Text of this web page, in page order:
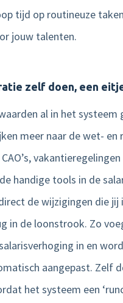
tijd op routineuze
jouw talenten.
zelf doen, een
al in het systeem
meer naar de wet- en
vakantieregelingen
handige tools in de
de wijzigingen die jij
in de loonstrook. Zo
in en
aangepast. Zelf
het systeem een